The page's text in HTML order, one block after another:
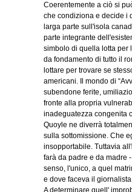
Coerentemente a ciò si
che condiziona e decide i
larga parte sull'isola
parte integrante
simbolo di quella lotta per
da fondamento di tutto il
lottare per trovare se
americani. Il mondo di
subendone ferite,
fronte alla propria
inadeguatezza congenita
Quoyle ne diverrà
sulla sottomissione. Che
insopportabile. Tuttavia
farà da padre e da madre
senso, l'unico, a quel
e dove faceva il
A determinare quell'